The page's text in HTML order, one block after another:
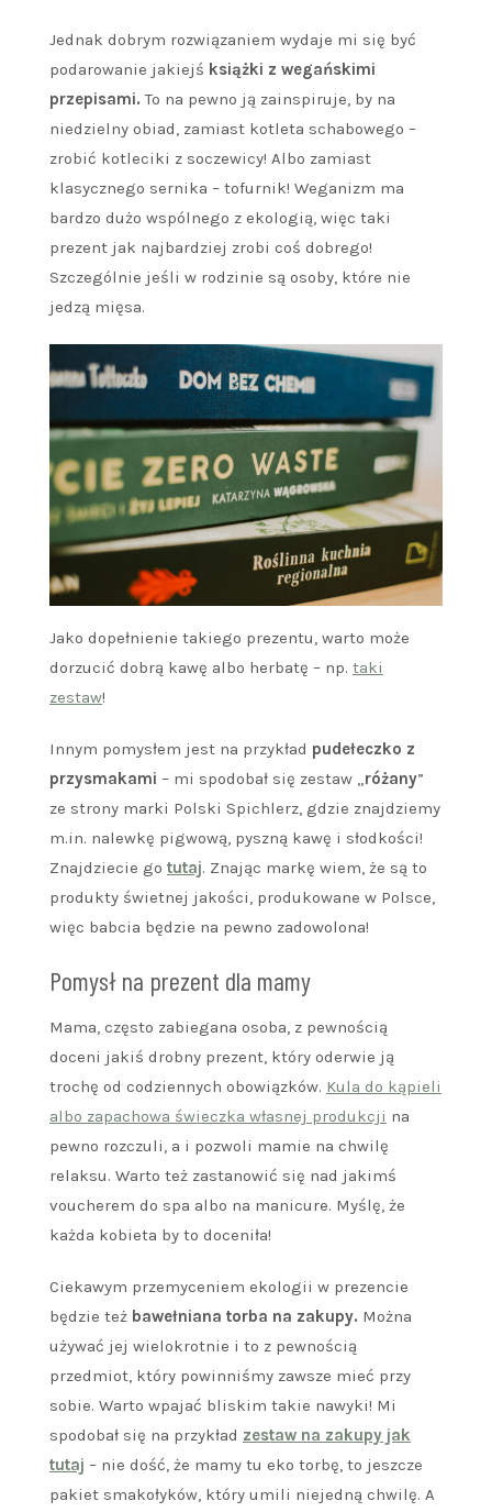
Jednak dobrym rozwiązaniem wydaje mi się być
podarowanie jakiejś książki z wegańskimi
przepisami. To na pewno ją zainspiruje, by na
niedzielny obiad, zamiast kotleta schabowego –
zrobić kotleciki z soczewicy! Albo zamiast
klasycznego sernika – tofurnik! Weganizm ma
bardzo dużo wspólnego z ekologią, więc taki
prezent jak najbardziej zrobi coś dobrego!
Szczególnie jeśli w rodzinie są osoby, które nie
jedzą mięsa.
Jako dopełnienie takiego prezentu, warto może
dorzucić dobrą kawę albo herbatę – np. taki
zestaw!
Innym pomysłem jest na przykład pudełeczko z
przysmakami – mi spodobał się zestaw „ różany”
ze strony marki Polski Spichlerz, gdzie znajdziemy
m.in. nalewkę pigwową, pyszną kawę i słodkości!
Znajdziecie go tutaj. Znając markę wiem, że są to
produkty świetnej jakości, produkowane w Polsce,
więc babcia będzie na pewno zadowolona!
Pomysł na prezent dla mamy
Mama, często zabiegana osoba, z pewnością
doceni jakiś drobny prezent, który oderwie ją
trochę od codziennych obowiązków. Kula do kąpieli
albo zapachowa świeczka własnej produkcji na
pewno rozczuli, a i pozwoli mamie na chwilę
relaksu. Warto też zastanowić się nad jakimś
voucherem do spa albo na manicure. Myślę, że
każda kobieta by to doceniła!
Ciekawym przemyceniem ekologii w prezencie
będzie też bawełniana torba na zakupy. Można
używać jej wielokrotnie i to z pewnością
przedmiot, który powinniśmy zawsze mieć przy
sobie. Warto wpajać bliskim takie nawyki! Mi
spodobał się na przykład zestaw na zakupy jak
tutaj – nie dość, że mamy tu eko torbę, to jeszcze
pakiet smakołyków, który umili niejedną chwilę. A